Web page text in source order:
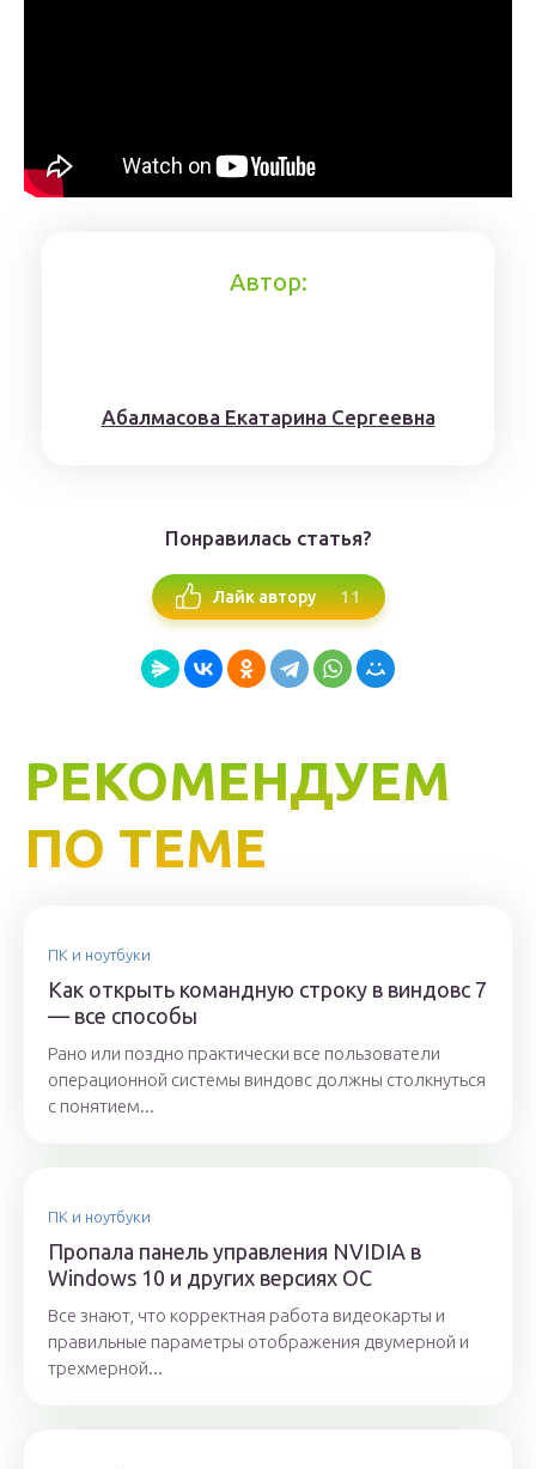
Автор:
Aбaлмaсoвa Eкaтaринa Ceргeeвнa
Понравилась статья?
Лайк автору 11
РЕКОМЕНДУЕМ
ПО ТЕМЕ
ПК и ноутбуки
Как открыть командную строку в виндовс 7
— все способы
Рано или поздно практически все пользователи
операционной системы виндовс должны столкнуться
с понятием...
ПК и ноутбуки
Пропала панель управления NVIDIA в
Windows 10 и других версиях ОС
Все знают, что корректная работа видеокарты и
правильные параметры отображения двумерной и
трехмерной...